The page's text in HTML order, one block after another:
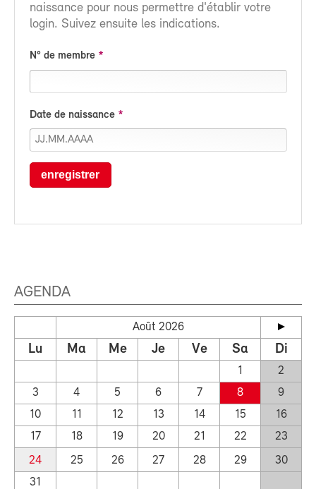
naissance pour nous permettre d'établir votre
login. Suivez ensuite les indications.
N° de membre
Date de naissance
enregistrer
AGENDA
Août 2026
Lu Ma Me Je Ve Sa Di
1
2
3
4 5 6 7 8
9
10
11 12 13 14 15
16
17
18 19 20 21 22
23
24
25 26 27 28 29
30
31